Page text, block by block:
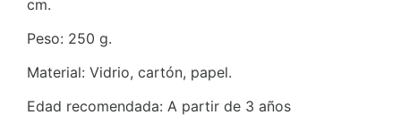
cm.
Peso: 250 g.
Material: Vidrio, cartón, papel.
Edad recomendada: A partir de 3 años